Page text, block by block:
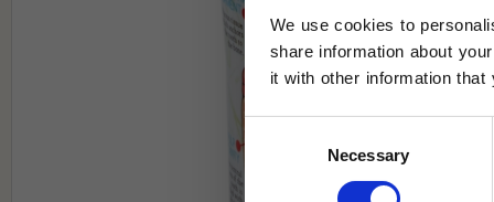
We use cookies to
share information about
it with other information that
Necessary
Jag samtycker till Tehuset Javas
* Rabatten gäller endast online på